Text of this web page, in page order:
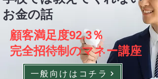
お金の話
顧客満足度92.3％
完全招待制のマネー講座
一般向けはコチラ